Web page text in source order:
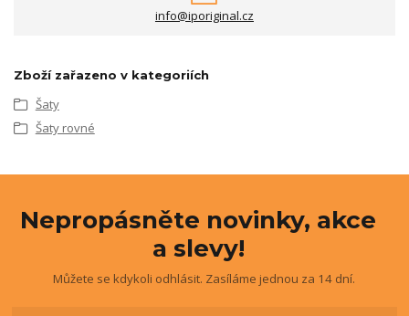
info@iporiginal.cz
Zboží zařazeno v kategoriích
Šaty
Šaty rovné
Nepropásněte novinky, akce
a slevy!
Můžete se kdykoli odhlásit. Zasíláme jednou za 14 dní.